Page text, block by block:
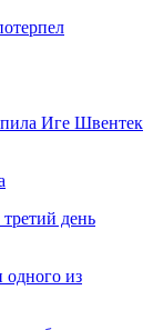
Иге Швентек
день
из